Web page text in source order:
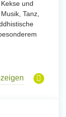
und
Tanz,